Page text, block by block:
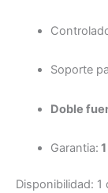
Soporte
Doble
Garantia:
Disponibilidad: 1